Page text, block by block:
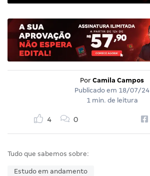
Por Camila Campos
Publicado em 18/07/24
1 min. de leitura
4 0
Tudo que sabemos sobre:
Estudo em andamento